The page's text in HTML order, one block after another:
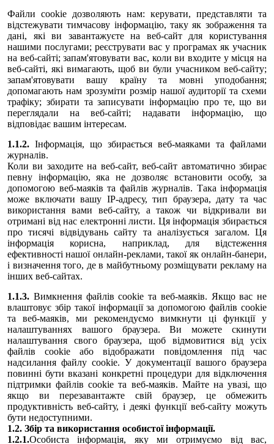
Файли cookie дозволяють нам: керувати, представляти та
відстежувати тимчасову інформацію, таку як зображення та
дані, які ви завантажуєте на веб-сайт для користування
нашими послугами; реєструвати вас у програмах як учасник
на веб-сайті; запам'ятовувати вас, коли ви входите у місця на
веб-сайті, які вимагають, щоб ви були учасником веб-сайту;
запам'ятовувати вашу країну та мовні уподобання;
допомагають нам зрозуміти розмір нашої аудиторії та схеми
трафіку; збирати та записувати інформацію про те, що ви
переглядали на веб-сайті; надавати інформацію, що
відповідає вашим інтересам.
1.1.2. Інформація, що збирається веб-маяками та файлами
журналів.
Коли ви заходите на веб-сайт, веб-сайт автоматично збирає
певну інформацію, яка не дозволяє встановити особу, за
допомогою веб-маяків та файлів журналів. Така інформація
може включати вашу IP-адресу, тип браузера, дату та час
використання вами веб-сайту, а також чи відкривали ви
отримані від нас електронні листи. Ця інформація збирається
про тисячі відвідувань сайту та аналізується загалом. Ця
інформація корисна, наприклад, для відстеження
ефективності нашої онлайн-реклами, такої як онлайн-банери,
і визначення того, де в майбутньому розміщувати рекламу на
інших веб-сайтах.
1.1.3. Вимкнення файлів cookie та веб-маяків. Якщо вас не
влаштовує збір такої інформації за допомогою файлів cookie
та веб-маяків, ми рекомендуємо вимкнути ці функції у
налаштуваннях вашого браузера. Ви можете скинути
налаштування свого браузера, щоб відмовитися від усіх
файлів cookie або відображати повідомлення під час
надсилання файлу cookie. У документації вашого браузера
повинні бути вказані конкретні процедури для відключення
підтримки файлів cookie та веб-маяків. Майте на увазі, що
якщо ви перезавантажте свій браузер, це обмежить
продуктивність веб-сайту, і деякі функції веб-сайту можуть
бути недоступними.
1.2. Збір та використання особистої інформації.
1.2.1.Особиста інформація, яку ми отримуємо від вас,